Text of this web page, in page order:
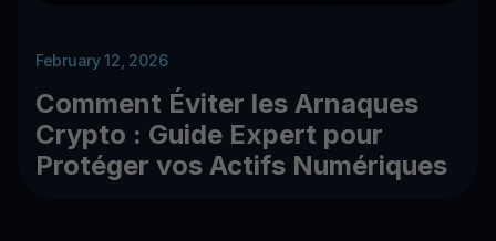
February 12, 2026
Comment Éviter les Arnaques
Crypto : Guide Expert pour
Protéger vos Actifs Numériques